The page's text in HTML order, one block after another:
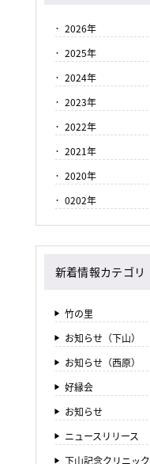
2026年
2025年
2024年
2023年
2022年
2021年
2020年
0202年
新着情報カテゴリ
竹の里
お知らせ（下山）
お知らせ（西原）
好縁会
お知らせ
ニュースリリース
下山記念クリニック